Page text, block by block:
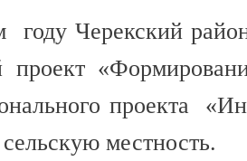
Черекский
проект
проекта
местность.